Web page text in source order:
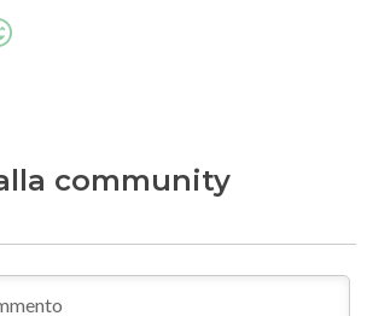
community